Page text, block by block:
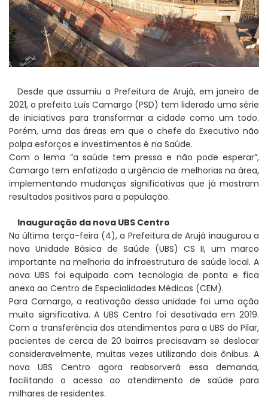
Desde que assumiu a Prefeitura de Arujá, em janeiro de
2021, o prefeito Luís Camargo (PSD) tem liderado uma série
de iniciativas para transformar a cidade como um todo.
Porém, uma das áreas em que o chefe do Executivo não
polpa esforços e investimentos é na Saúde.
Com o lema “a saúde tem pressa e não pode esperar”,
Camargo tem enfatizado a urgência de melhorias na área,
implementando mudanças significativas que já mostram
resultados positivos para a população.
Inauguração da nova UBS Centro
Na última terça-feira (4), a Prefeitura de Arujá inaugurou a
nova Unidade Básica de Saúde (UBS) CS II, um marco
importante na melhoria da infraestrutura de saúde local. A
nova UBS foi equipada com tecnologia de ponta e fica
anexa ao Centro de Especialidades Médicas (CEM).
Para Camargo, a reativação dessa unidade foi uma ação
muito significativa. A UBS Centro foi desativada em 2019.
Com a transferência dos atendimentos para a UBS do Pilar,
pacientes de cerca de 20 bairros precisavam se deslocar
consideravelmente, muitas vezes utilizando dois ônibus. A
nova UBS Centro agora reabsorverá essa demanda,
facilitando o acesso ao atendimento de saúde para
milhares de residentes.